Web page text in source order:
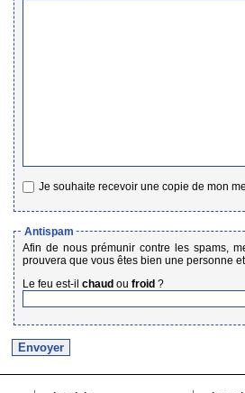
Je souhaite recevoir une copie de mon
Antispam
Afin de nous prémunir contre les spams,
prouvera que vous êtes bien une personne
Le feu est-il chaud ou froid ?